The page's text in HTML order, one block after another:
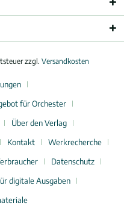
zzgl. Versandkosten
für Orchester
Über den Verlag
Kontakt
Werkrecherche
Datenschutz
digitale Ausgaben